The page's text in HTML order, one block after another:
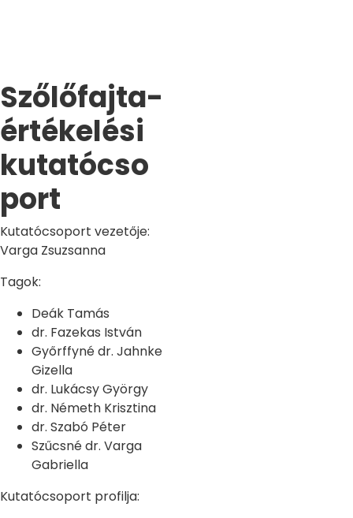
Szőlőfajta-
értékelési
kutatócso
port
Kutatócsoport vezetője:
Varga Zsuzsanna
Tagok:
Deák Tamás
dr. Fazekas István
Győrffyné dr. Jahnke
Gizella
dr. Lukácsy György
dr. Németh Krisztina
dr. Szabó Péter
Szűcsné dr. Varga
Gabriella
Kutatócsoport profilja: